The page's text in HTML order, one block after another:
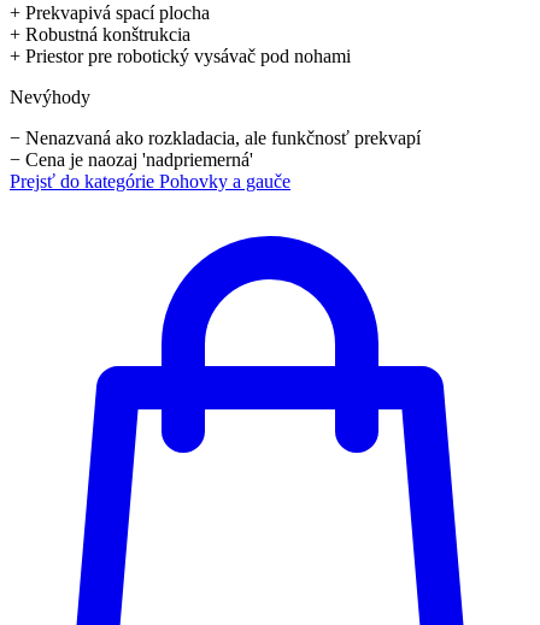
+ Prekvapivá spací plocha
+ Robustná konštrukcia
+ Priestor pre robotický vysávač pod nohami
Nevýhody
− Nenazvaná ako rozkladacia, ale funkčnosť prekvapí
− Cena je naozaj 'nadpriemerná'
Prejsť do kategórie Pohovky a gauče